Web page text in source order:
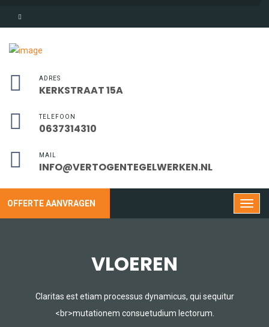
ADRES
KERKSTRAAT 15A
TELEFOON
0637314310
MAIL
INFO@VERTOGENTEGELWERKEN.NL
OFFERTE AANVRAGEN
VLOEREN
Claritas est etiam processus dynamicus, qui sequitur
<br>mutationem consuetudium lectorum.